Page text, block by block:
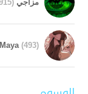
مزاجي (915)
Maya (493)